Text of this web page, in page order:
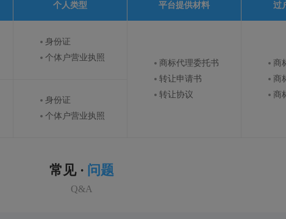
个人类型 平台提供材料 过
身份证
个体户营业执照
商标代理委托书
转让申请书
转让协议
商
商
商
身份证
个体户营业执照
常见 · 问题
Q&A